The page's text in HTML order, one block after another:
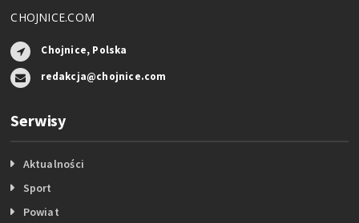
CHOJNICE.COM
Chojnice, Polska
redakcja@chojnice.com
Serwisy
Aktualności
Sport
Powiat